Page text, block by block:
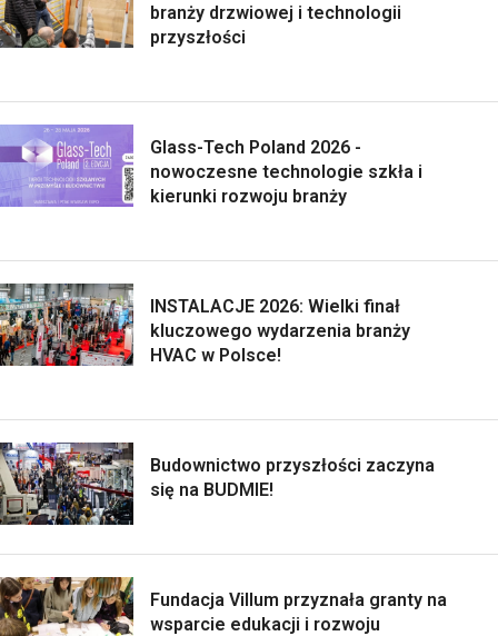
branży drzwiowej i technologii
przyszłości
Glass-Tech Poland 2026 -
nowoczesne technologie szkła i
kierunki rozwoju branży
INSTALACJE 2026: Wielki finał
kluczowego wydarzenia branży
HVAC w Polsce!
Budownictwo przyszłości zaczyna
się na BUDMIE!
Fundacja Villum przyznała granty na
wsparcie edukacji i rozwoju